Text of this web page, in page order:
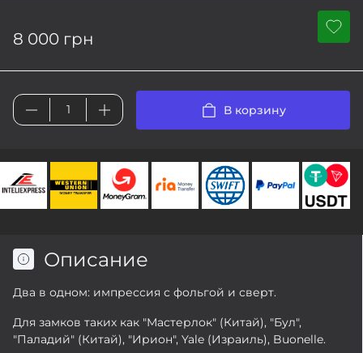
8 000 грн
В корзину
Описание
Два в одном: импрессия с фольгой и сверт.
Для замков таких как "Мастерлок" (Китай), "Бул",
"Паладий" (Китай), "Ирион", Yale (Израиль), Buonelle.